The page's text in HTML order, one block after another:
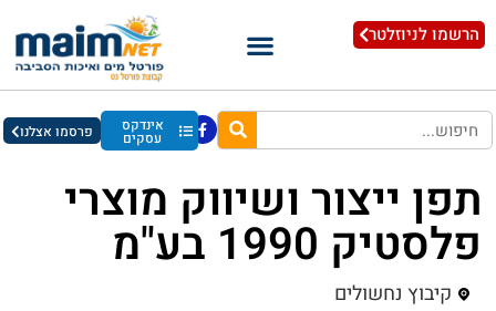
הרשמו לניוזלטר
אינדקס
עסקים פרסמו אצלנו
תפן ייצור ושיווק מוצרי
פלסטיק 1990 בע"מ
קיבוץ נחשולים